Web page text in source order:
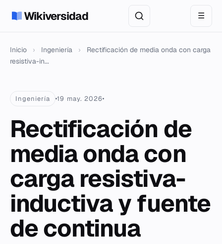
Wikiversidad ☰
Inicio › Ingeniería ›
Rectificación de media onda con carga
resistiva-in...
Ingeniería 19 may. 2026
Rectificación de
media onda con
carga resistiva-
inductiva y fuente
de continua